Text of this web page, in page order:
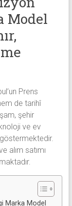
Model
Prens
de tarihî
şehir
ve ev
alım satımı
Marka Model